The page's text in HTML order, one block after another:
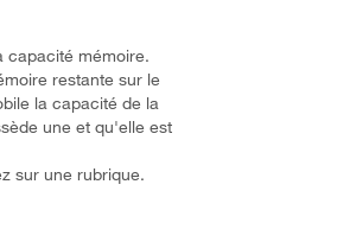
capacité mémoire.
restante sur le
la capacité de la
une et qu'elle est
sur une rubrique.